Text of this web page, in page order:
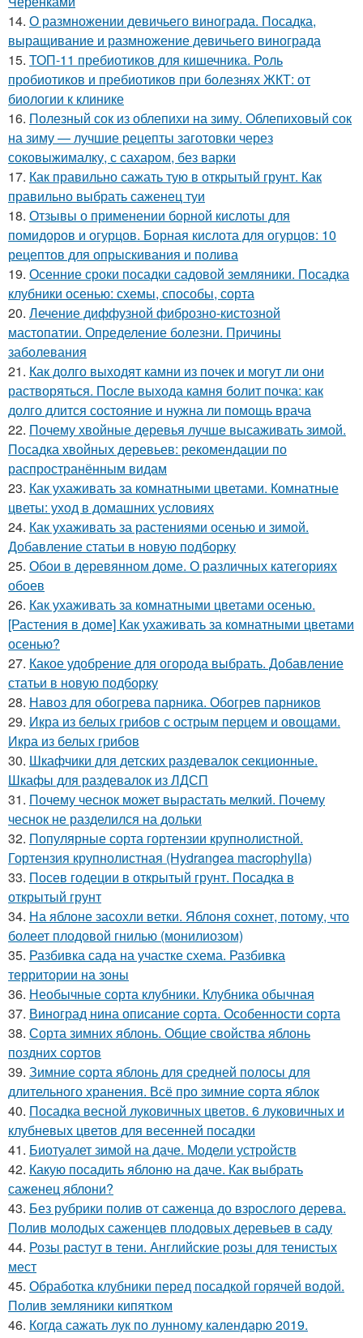
14. О размножении девичьего винограда. Посадка,
выращивание и размножение девичьего винограда
15. ТОП-11 пребиотиков для кишечника. Роль
пробиотиков и пребиотиков при болезнях ЖКТ: от
биологии к клинике
16. Полезный сок из облепихи на зиму. Облепиховый сок
на зиму — лучшие рецепты заготовки через
соковыжималку, с сахаром, без варки
17. Как правильно сажать тую в открытый грунт. Как
правильно выбрать саженец туи
18. Отзывы о применении борной кислоты для
помидоров и огурцов. Борная кислота для огурцов: 10
рецептов для опрыскивания и полива
19. Осенние сроки посадки садовой земляники. Посадка
клубники осенью: схемы, способы, сорта
20. Лечение диффузной фиброзно-кистозной
мастопатии. Определение болезни. Причины
заболевания
21. Как долго выходят камни из почек и могут ли они
растворяться. После выхода камня болит почка: как
долго длится состояние и нужна ли помощь врача
22. Почему хвойные деревья лучше высаживать зимой.
Посадка хвойных деревьев: рекомендации по
распространённым видам
23. Как ухаживать за комнатными цветами. Комнатные
цветы: уход в домашних условиях
24. Как ухаживать за растениями осенью и зимой.
Добавление статьи в новую подборку
25. Обои в деревянном доме. О различных категориях
обоев
26. Как ухаживать за комнатными цветами осенью.
[Растения в доме] Как ухаживать за комнатными цветами
осенью?
27. Какое удобрение для огорода выбрать. Добавление
статьи в новую подборку
28. Навоз для обогрева парника. Обогрев парников
29. Икра из белых грибов с острым перцем и овощами.
Икра из белых грибов
30. Шкафчики для детских раздевалок секционные.
Шкафы для раздевалок из ЛДСП
31. Почему чеснок может вырастать мелкий. Почему
чеснок не разделился на дольки
32. Популярные сорта гортензии крупнолистной.
Гортензия крупнолистная (Hydrangea macrophylla)
33. Посев годеции в открытый грунт. Посадка в
открытый грунт
34. На яблоне засохли ветки. Яблоня сохнет, потому, что
болеет плодовой гнилью (монилиозом)
35. Разбивка сада на участке схема. Разбивка
территории на зоны
36. Необычные сорта клубники. Клубника обычная
37. Виноград нина описание сорта. Особенности сорта
38. Сорта зимних яблонь. Общие свойства яблонь
поздних сортов
39. Зимние сорта яблонь для средней полосы для
длительного хранения. Всё про зимние сорта яблок
40. Посадка весной луковичных цветов. 6 луковичных и
клубневых цветов для весенней посадки
41. Биотуалет зимой на даче. Модели устройств
42. Какую посадить яблоню на даче. Как выбрать
саженец яблони?
43. Без рубрики полив от саженца до взрослого дерева.
Полив молодых саженцев плодовых деревьев в саду
44. Розы растут в тени. Английские розы для тенистых
мест
45. Обработка клубники перед посадкой горячей водой.
Полив земляники кипятком
46. Когда сажать лук по лунному календарю 2019.